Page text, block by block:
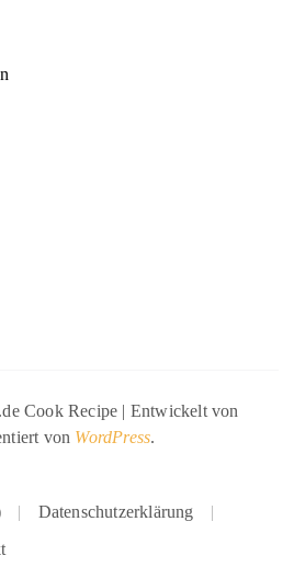
Cook Recipe | Entwickelt von
von WordPress.
Datenschutzerklärung